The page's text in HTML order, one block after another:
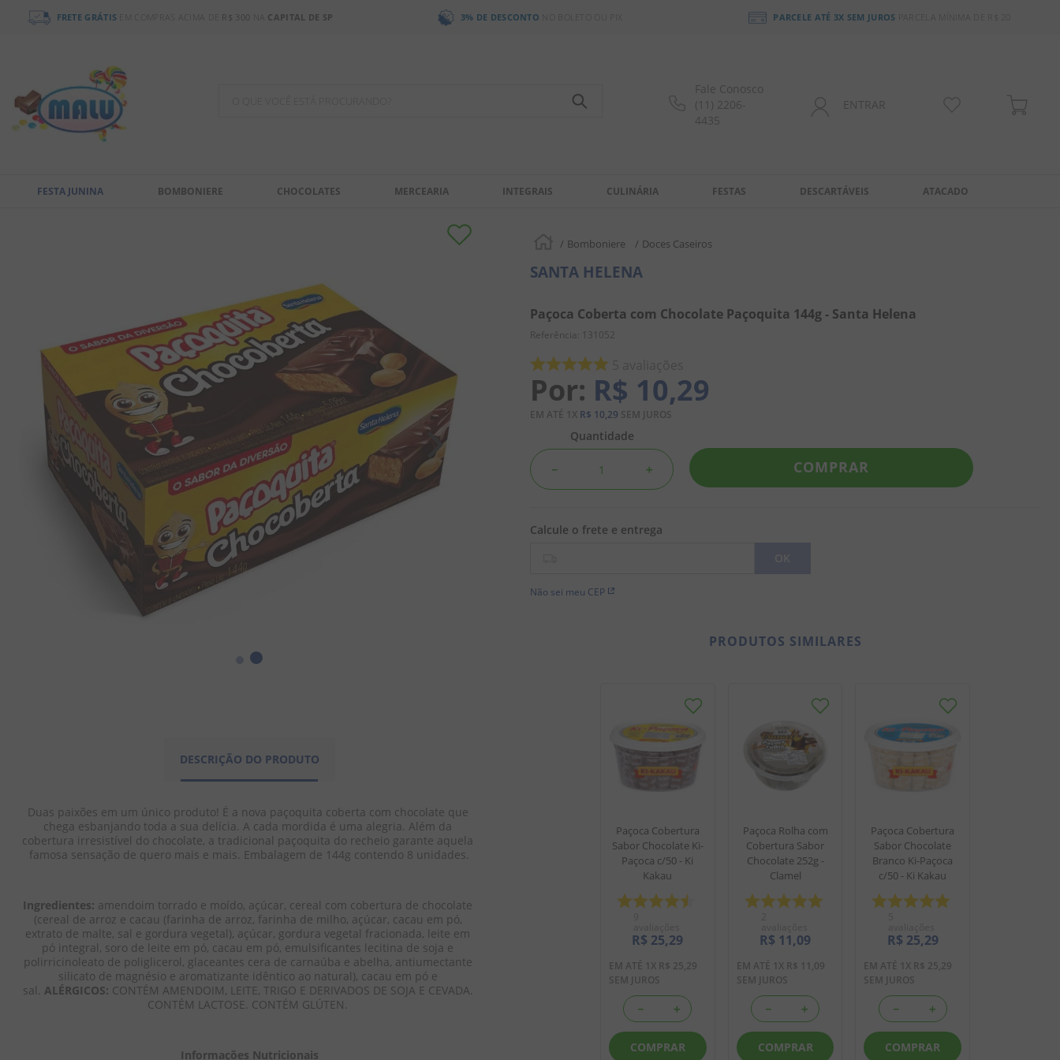
FRETE GRÁTIS EM COMPRAS ACIMA DE R$ 300 CAPITAL DE SP 3% DE DESCONTO PARCELE ATÉ 3X SEM JUROS PARCELA MÍNIMA DE R$ 20
Fale Conosco
(11) 2206-
4435
ENTRAR
FESTA JUNINA BOMBONIERE CHOCOLATES MERCEARIA INTEGRAIS CULINÁRIA FESTAS DESCARTÁVEIS ATACADO
DESCRIÇÃO DO PRODUTO
Duas paixões em um único produto! É a nova paçoquita coberta com chocolate que
chega esbanjando toda a sua delícia. A cada mordida é uma alegria. Além da
cobertura irresistível do chocolate, a tradicional paçoquita do recheio garante aquela
famosa sensação de quero mais e mais. Embalagem de 144g contendo 8 unidades.
Ingredientes: amendoim torrado e moído, açúcar, cereal com cobertura de chocolate
(cereal de arroz e cacau (farinha de arroz, farinha de milho, açúcar, cacau em pó,
extrato de malte, sal e gordura vegetal), açúcar, gordura vegetal fracionada, leite em
pó integral, soro de leite em pó, cacau em pó, emulsificantes lecitina de soja e
polirricinoleato de poliglicerol, glaceantes cera de carnaúba e abelha, antiumectante
silicato de magnésio e aromatizante idêntico ao natural), cacau em pó e
sal. ALÉRGICOS: CONTÉM AMENDOIM, LEITE, TRIGO E DERIVADOS DE SOJA E CEVADA.
CONTÉM LACTOSE. CONTÉM GLÚTEN.
Informações Nutricionais
Bomboniere Doces Caseiros
SANTA HELENA
Paçoca Coberta com Chocolate Paçoquita 144g - Santa Helena
Referência : 131052
R$ 10,29
EM ATÉ 1 X R$ 10,29 SEM JUROS
Quantidade
＋
－ COMPRAR
Não sei meu CEP
PRODUTOS SIMILARES
Paçoca Cobertura
Sabor Chocolate Ki-
Paçoca c/50 - Ki
Kakau
R$ 25,29
EM ATÉ 1 X R$ 25,29
SEM JUROS
＋
－
COMPRAR
Paçoca Rolha com
Cobertura Sabor
Chocolate 252g -
Clamel
R$ 11,09
EM ATÉ 1 X R$ 11 ,09
SEM JUROS
＋
－
COMPRAR
Paçoca Cobertura
Sabor Chocolate
Branco Ki-Paçoca
c/50 - Ki Kakau
R$ 25,29
EM ATÉ 1 X R$ 25,29
SEM JUROS
＋
－
COMPRAR
TERMOS MAIS BUSCADOS
2º
biscoito
chiclete
doce leite
pipoca